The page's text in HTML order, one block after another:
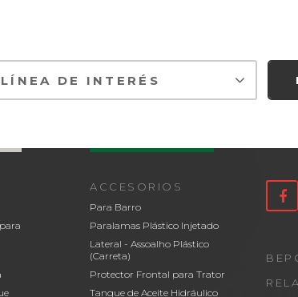
ACCESORIOS
Para Barro
Paralamas Plástico Injetado
Lateral - Assoalho Plástico
(Carreta)
Protector Frontal para Trator
Tanque de Aceite Hidráulico